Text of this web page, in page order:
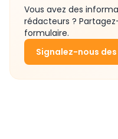
Vous avez des
rédacteurs ?
formulaire.
Signalez-nous